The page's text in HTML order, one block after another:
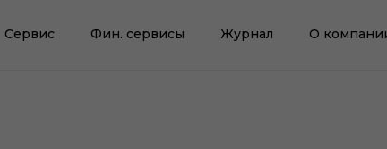
Сервис Фин. сервисы Журнал О